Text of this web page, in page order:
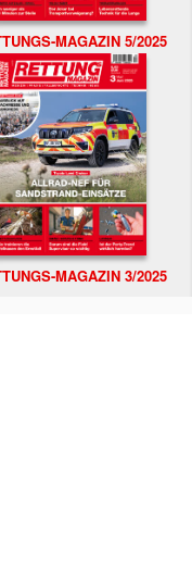
MAGAZIN 5/2025
MAGAZIN 3/2025